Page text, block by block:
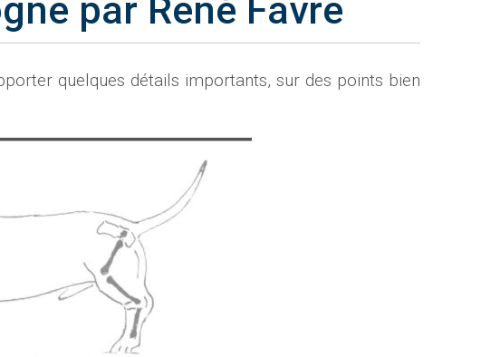
par René Favre
quelques détails importants, sur des points bien